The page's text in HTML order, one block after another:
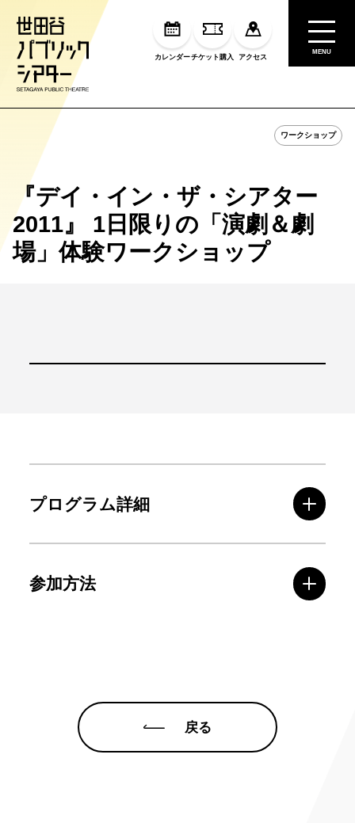
カレンダーチケット購入 アクセス
MENU
ワークショップ
『デイ・イン・ザ・シアター
2011』 1日限りの「演劇＆劇
場」体験ワークショップ
プログラム詳細
参加方法
戻る